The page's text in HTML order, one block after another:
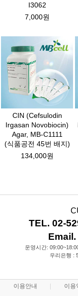
I3062
7,000원
CIN (Cefsulodin
Irgasan Novobiocin)
Agar, MB-C1111
(식품공전 45번 배지)
134,000원
TEL. 02-
운영시간:
우리은행 :
이용안내 이용